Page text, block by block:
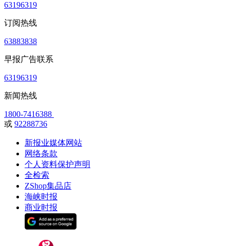
63196319
订阅热线
63883838
早报广告联系
63196319
新闻热线
1800-7416388
或 92288736
新报业媒体网站
网络条款
个人资料保护声明
全检索
ZShop集品店
海峡时报
商业时报